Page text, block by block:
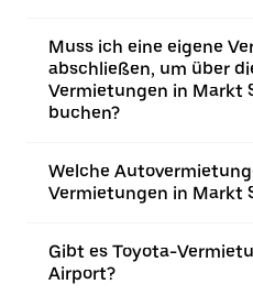
Muss ich eine eigene
abschließen, um über
Vermietungen in Markt
buchen?
Welche
Vermietungen in Markt
Gibt es Toyota-
Airport?